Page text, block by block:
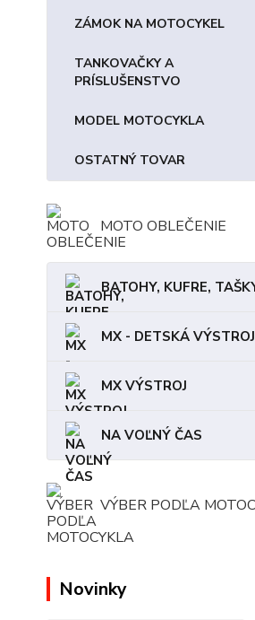
ZÁMOK NA MOTOCYKEL
TANKOVAČKY A
PRÍSLUŠENSTVO
MODEL MOTOCYKLA
OSTATNÝ TOVAR
MOTO OBLEČENIE
BATOHY, KUFRE,
MX - DETSKÁ VÝSTROJ
MX VÝSTROJ
NA VOĽNÝ ČAS
VÝBER PODĽA
Novinky